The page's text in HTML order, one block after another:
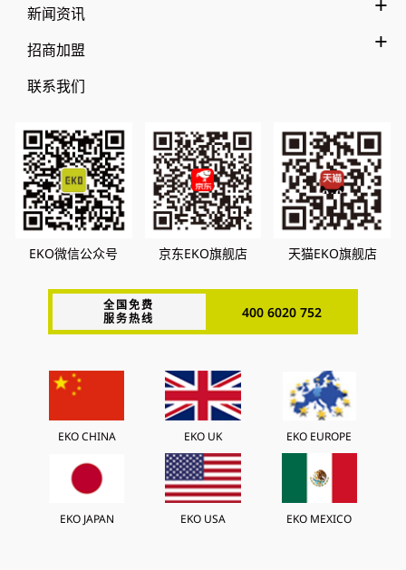
新闻资讯
招商加盟
联系我们
EKO微信公众号 京东EKO旗舰店 天猫EKO旗舰店
全国免费
服务热线
400 6020 752
EKO CHINA EKO UK EKO EUROPE
EKO JAPAN EKO USA EKO MEXICO